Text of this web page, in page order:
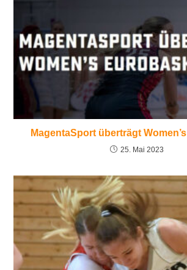
MagentaSport überträgt
25. Mai 2023